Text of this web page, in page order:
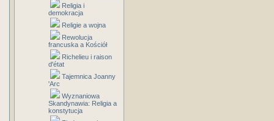
Religia i
demokracja
Religie a wojna
Rewolucja
francuska a Kościół
Richelieu i raison
d'état
Tajemnica Joanny
'Arc
Wyznaniowa
Skandynawia: Religia a
konstytucja